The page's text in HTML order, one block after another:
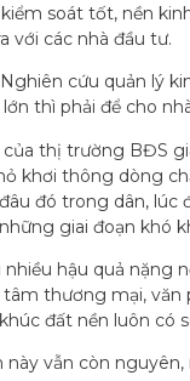
soát tốt, nền
với các nhà đầu tư.
Nghiên cứu quản
thì phải để cho
thị trường BĐS
khơi thông dòng
đó trong dân,
giai đoạn khó
nhiều hậu quả
thương mại,
đất nền luôn có
vẫn còn